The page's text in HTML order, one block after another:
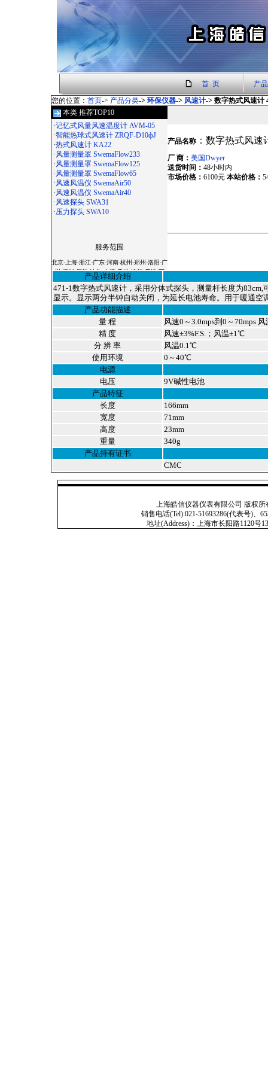
首 页
产
您的位置： 首页-> 产品分类-> 环保仪器-> 风速计-> 数字热式风速计
本类 推荐TOP10
·记忆式风量风速温度计 AVM-05
·智能热球式风速计 ZRQF-D10фJ
·热式风速计 KA22
·风量测量罩 SwemaFlow233
·风量测量罩 SwemaFlow125
·风量测量罩 SwemaFlow65
·风速风温仪 SwemaAir50
·风速风温仪 SwemaAir40
·风速探头 SWA31
·压力探头 SWA10
服务范围
北京-上海-浙江-广东-河南-杭州-郑州-洛阳-广
州-深圳-厦门-汕头-台湾-香港-澳门-天津-西
安-宝鸡-杭州-温州-常州-无锡-苏州-南京-镇
江-扬州-南通-合肥-徐州-常熟-石家庄-太原-呼
和浩特-沈阳-长春-哈尔滨-南京-合肥-福州-南
昌-济南-郑州-武汉-长沙-广州-南宁-海口-成
都-贵阳-昆明-拉萨-西安-兰州-西宁-银川-乌鲁
木齐-杭州-沈阳-长春-哈尔滨-济南-武汉-广州-
南宁-成都 -西安-大连-宁波-厦门-青岛-深圳-
杭州-淮安-连云港-昆山-嘉兴-湖州-秦皇岛-邯
郸-邢台-保定-张家口-承德-廊坊-呼和浩特-鞍
山-大庆-锦州-铁岭-盘锦-湛江-萧山-辽宁-淄
博-九寨沟-宁夏-绵阳-云南-朝阳-陕西-青海-北
海-吉林-苏州-昆山-无锡-镇江-常州-连云港-淮
安-淮阴-盐城-扬州-徐州-宜兴-江阴-南通-扬
州-上海-滁州
产品名称 ：数字热式风速
厂 商： 美国Dwyer
送货时间： 48小时内
市场价格： 6100元 本站价格：
产品详细介绍
471-1数字热式风速计，采用分体式探头，测量杆长度为
显示。显示两分半钟自动关闭，为延长电池寿命。用于暖通空
产品功能描述
量 程
风速0～3.0mps到0～70mps
精 度
风速±3%F.S.；风温±1℃
分 辨 率
风温0.1℃
使用环境
0～40℃
电源
电压
9V碱性电池
产品特征
长度
166mm
宽度
71mm
高度
23mm
重量
340g
产品持有证书
CMC
上海皓信仪器仪表有限公司 版权所
销售电话(Tel):021-51693286(代表号)、
地址(Address)：上海市长阳路1120号